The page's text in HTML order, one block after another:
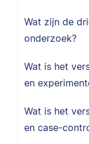
Wat zijn de
onderzoek?
Wat is het
en
Wat is het
en case-